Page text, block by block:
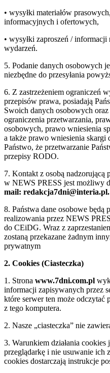
• wysyłki materiałów
informacyjnych i ofertowych,
• wysyłki zaproszeń /
wydarzeń.
5. Podanie danych osobowych
niezbędne do przesyłania
6. Z zastrzeżeniem ograniczeń
przepisów prawa, posiadają
Swoich danych osobowych
ograniczenia przetwarzania,
osobowych, prawo wniesienia
a także prawo wniesienia skargi
Państwo, że przetwarzanie
przepisy RODO.
7. Kontakt z osobą nadzorującą
w NEWS PRESS jest możliwy
mail: redakcja7dni@interia.pl.
8. Państwa dane osobowe będą
realizowania przez NEWS
do CEiDG. Wraz z
zostaną przekazane żadnym
prywatnym
2. Cookies (Ciasteczka)
1. Strona www.7dni.com.pl
informacji zapisywanych przez
które serwer ten może odczytać
z tego komputera.
2. Nasze „ciasteczka” nie
3. Warunkiem działania cookies
przeglądarkę i nie usuwanie ich
cookies dostarczają instrukcje